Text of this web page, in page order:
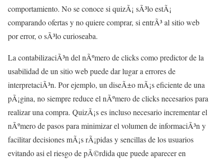
comportamiento. No se conoce si quizÃ¡ sÃ³lo estÃ¡
comparando ofertas y no quiere comprar, si entrÃ³ al sitio web
por error, o sÃ³lo curioseaba.
La contabilizaciÃ³n del nÃºmero de clicks como predictor de la
usabilidad de un sitio web puede dar lugar a errores de
interpretaciÃ³n. Por ejemplo, un diseÃ±o mÃ¡s eficiente de una
pÃ¡gina, no siempre reduce el nÃºmero de clicks necesarios para
realizar una compra. QuizÃ¡s es incluso necesario incrementar el
nÃºmero de pasos para minimizar el volumen de informaciÃ³n y
facilitar decisiones mÃ¡s rÃ¡pidas y sencillas de los usuarios
evitando asi el riesgo de pÃ©rdida que puede aparecer en